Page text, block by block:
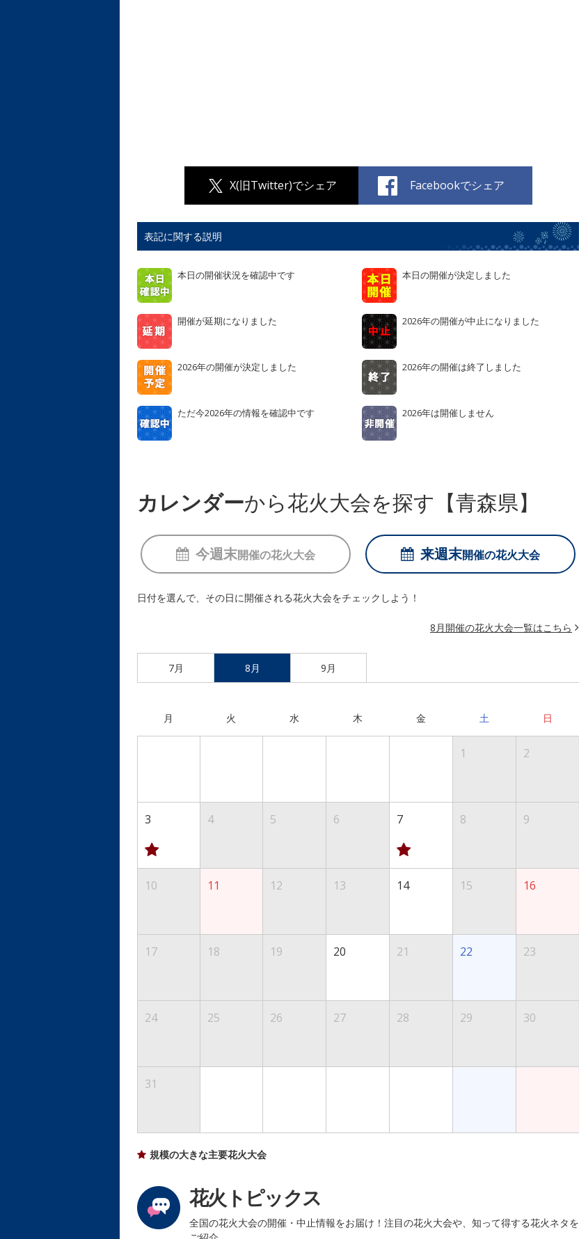
X(旧Twitter)でシェア Facebookでシェア
表記に関する説明
本日の開催状況を確認中です 本日の開催が決定しました
開催が延期になりました 2026年の開催が中止になりました
2026年の開催が決定しました 2026年の開催は終了しました
ただ今2026年の情報を確認中です 2026年は開催しません
カレンダーから花火大会を探す【青森県】
今週末開催の花火大会 来週末開催の花火大会
日付を選んで、その日に開催される花火大会をチェックしよう！
8月開催の花火大会一覧はこちら
7月 8月 9月
月 火 水 木 金 土 日
1 2
3 4 5 6 7 8 9
10 11 12 13 14 15 16
17 18 19 20 21 22 23
24 25 26 27 28 29 30
31
規模の大きな主要花火大会
花火トピックス
全国の花火大会の開催・中止情報をお届け！注目の花火大会や、知って得する花火ネタを